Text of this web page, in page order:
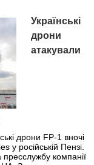
Українські
дрони
атакували
дрони FP-1 вночі
у російській Пензі.
компанії